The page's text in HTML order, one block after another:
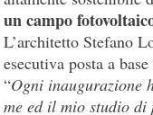
un campo
L’architetto Stefano
esecutiva posta a
“Ogni inaugurazione
me ed il mio studio di